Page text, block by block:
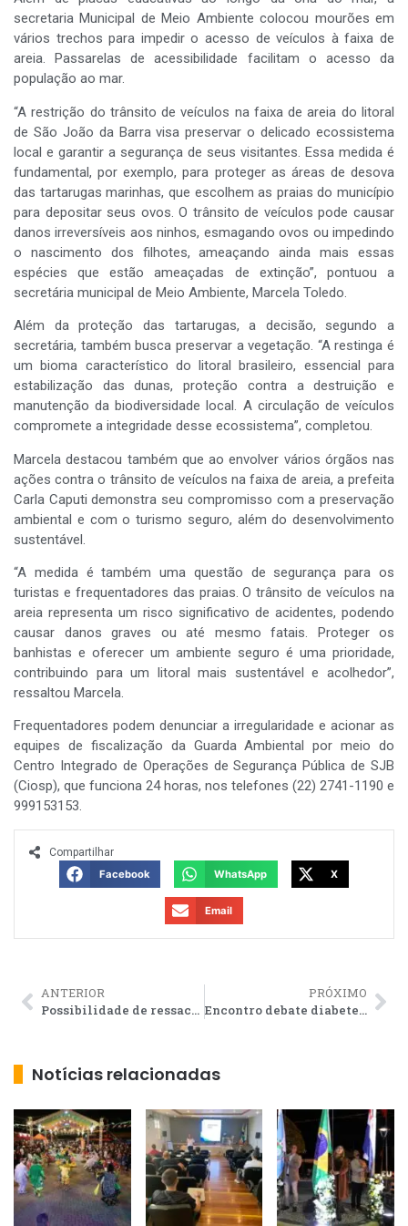
secretaria Municipal de Meio Ambiente colocou mourões em
vários trechos para impedir o acesso de veículos à faixa de
areia. Passarelas de acessibilidade facilitam o acesso da
população ao mar.
“A restrição do trânsito de veículos na faixa de areia do litoral
de São João da Barra visa preservar o delicado ecossistema
local e garantir a segurança de seus visitantes. Essa medida é
fundamental, por exemplo, para proteger as áreas de desova
das tartarugas marinhas, que escolhem as praias do município
para depositar seus ovos. O trânsito de veículos pode causar
danos irreversíveis aos ninhos, esmagando ovos ou impedindo
o nascimento dos filhotes, ameaçando ainda mais essas
espécies que estão ameaçadas de extinção”, pontuou a
secretária municipal de Meio Ambiente, Marcela Toledo.
Além da proteção das tartarugas, a decisão, segundo a
secretária, também busca preservar a vegetação. “A restinga é
um bioma característico do litoral brasileiro, essencial para
estabilização das dunas, proteção contra a destruição e
manutenção da biodiversidade local. A circulação de veículos
compromete a integridade desse ecossistema”, completou.
Marcela destacou também que ao envolver vários órgãos nas
ações contra o trânsito de veículos na faixa de areia, a prefeita
Carla Caputi demonstra seu compromisso com a preservação
ambiental e com o turismo seguro, além do desenvolvimento
sustentável.
“A medida é também uma questão de segurança para os
turistas e frequentadores das praias. O trânsito de veículos na
areia representa um risco significativo de acidentes, podendo
causar danos graves ou até mesmo fatais. Proteger os
banhistas e oferecer um ambiente seguro é uma prioridade,
contribuindo para um litoral mais sustentável e acolhedor”,
ressaltou Marcela.
Frequentadores podem denunciar a irregularidade e acionar as
equipes de fiscalização da Guarda Ambiental por meio do
Centro Integrado de Operações de Segurança Pública de SJB
(Ciosp), que funciona 24 horas, nos telefones (22) 2741-1190 e
999153153.
Compartilhar
Facebook
WhatsApp X
Email
ANTERIOR
Possibilidade de ressaca e ventos fortes para a região
PRÓXIMO
Encontro debate diabetes e bem-estar no Centro Municipal de Práticas Integrativas
Notícias relacionadas